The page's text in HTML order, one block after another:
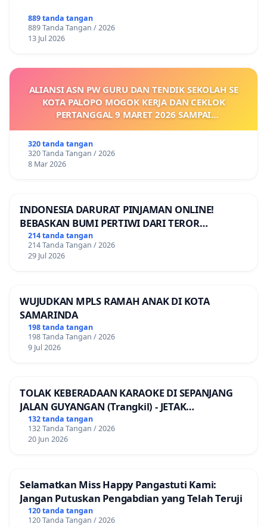
889 tanda tangan
889 Tanda Tangan / 2026
13 Jul 2026
ALIANSI ASN PW GURU DAN TENDIK SEKOLAH SE
KOTA PALOPO MOGOK KERJA DAN CEKLOK
PERTANGGAL 9 MARET 2026 SAMPAI
KEJELASAN SUMBER GAJI POKOK
320 tanda tangan
320 Tanda Tangan / 2026
8 Mar 2026
INDONESIA DARURAT PINJAMAN ONLINE!
BEBASKAN BUMI PERTIWI DARI TEROR
PINJAMAN ONLINE! TUTUP PINJOL!
214 tanda tangan
214 Tanda Tangan / 2026
29 Jul 2026
WUJUDKAN MPLS RAMAH ANAK DI KOTA
SAMARINDA
198 tanda tangan
198 Tanda Tangan / 2026
9 Jul 2026
TOLAK KEBERADAAN KARAOKE DI SEPANJANG
JALAN GUYANGAN (Trangkil) - JETAK
(Wedarijaksa) Kab. PATI
132 tanda tangan
132 Tanda Tangan / 2026
20 Jun 2026
Selamatkan Miss Happy Pangastuti Kami:
Jangan Putuskan Pengabdian yang Telah Teruji
120 tanda tangan
120 Tanda Tangan / 2026